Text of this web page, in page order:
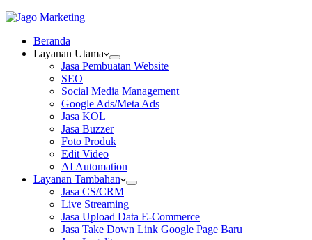
Beranda
Layanan Utama
Jasa Pembuatan Website
SEO
Social Media Management
Google Ads/Meta Ads
Jasa KOL
Jasa Buzzer
Foto Produk
Edit Video
AI Automation
Layanan Tambahan
Jasa CS/CRM
Live Streaming
Jasa Upload Data E-Commerce
Jasa Take Down Link Google Page Baru